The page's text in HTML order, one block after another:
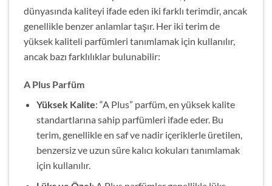
dünyasında kaliteyi ifade eden iki farklı terimdir, ancak
genellikle benzer anlamlar taşır. Her iki terim de
yüksek kaliteli parfümleri tanımlamak için kullanılır,
ancak bazı farklılıklar bulunabilir:
A Plus Parfüm
Yüksek Kalite: “A Plus” parfüm, en yüksek kalite
standartlarına sahip parfümleri ifade eder. Bu
terim, genellikle en saf ve nadir içeriklerle üretilen,
benzersiz ve uzun süre kalıcı kokuları tanımlamak
için kullanılır.